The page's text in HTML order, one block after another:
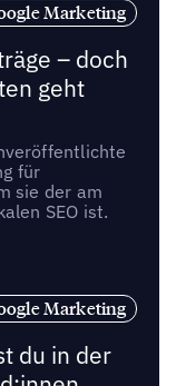
Marketing
– doch
geht
für
sie der am
SEO ist.
Marketing
du in der